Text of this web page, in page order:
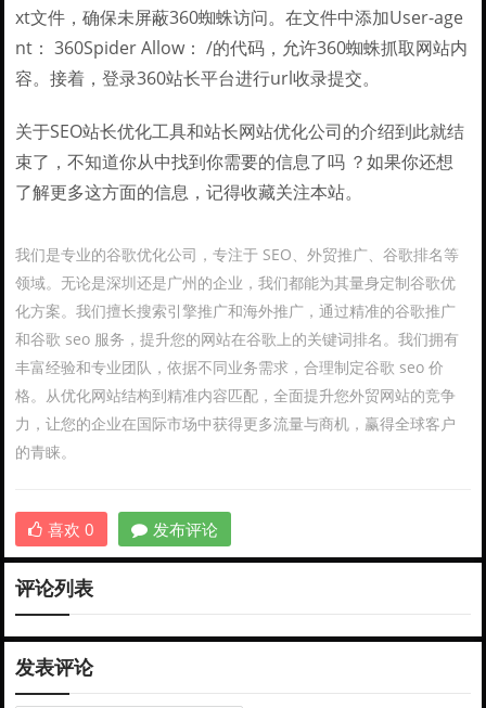
xt文件，确保未屏蔽360蜘蛛访问。在文件中添加User-age
nt： 360Spider Allow： /的代码，允许360蜘蛛抓取网站内
容。接着，登录360站长平台进行url收录提交。
关于SEO站长优化工具和站长网站优化公司的介绍到此就结
束了，不知道你从中找到你需要的信息了吗 ？如果你还想
了解更多这方面的信息，记得收藏关注本站。
我们是专业的谷歌优化公司，专注于 SEO、外贸推广、谷歌排名等
领域。无论是深圳还是广州的企业，我们都能为其量身定制谷歌优
化方案。我们擅长搜索引擎推广和海外推广，通过精准的谷歌推广
和谷歌 seo 服务，提升您的网站在谷歌上的关键词排名。我们拥有
丰富经验和专业团队，依据不同业务需求，合理制定谷歌 seo 价
格。从优化网站结构到精准内容匹配，全面提升您外贸网站的竞争
力，让您的企业在国际市场中获得更多流量与商机，赢得全球客户
的青睐。
喜欢 0 发布评论
评论列表
发表评论